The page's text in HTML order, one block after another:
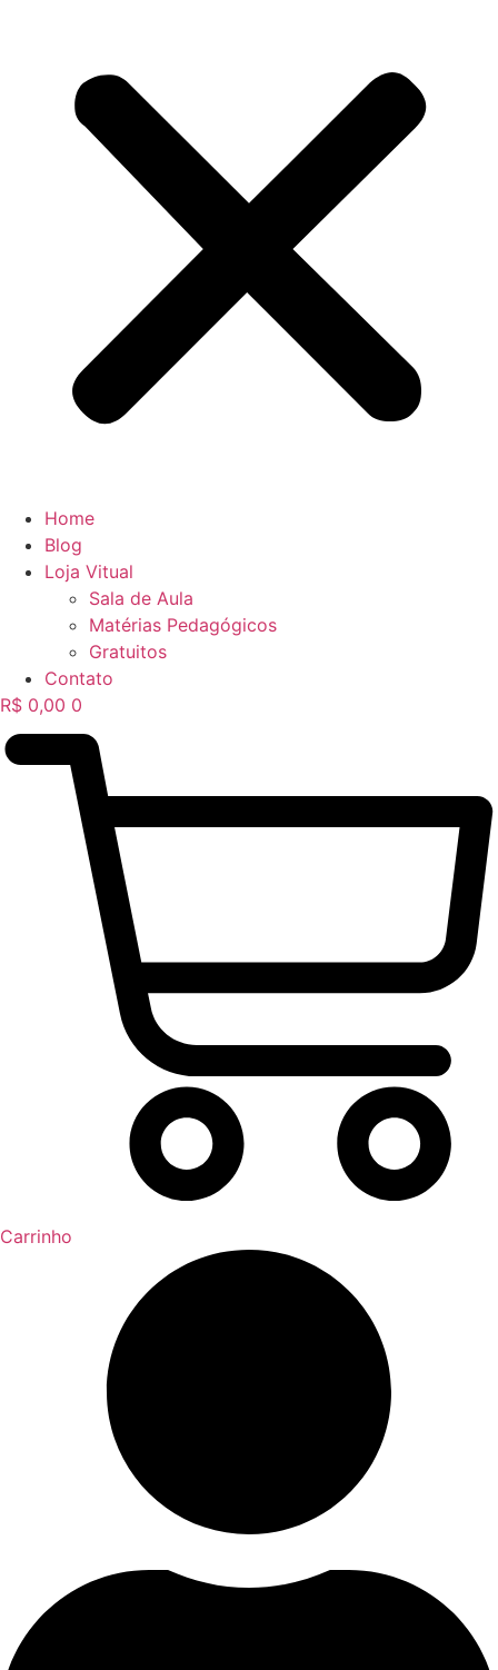
Home
Blog
Loja Vitual
Sala de Aula
Matérias Pedagógicos
Gratuitos
Contato
R$ 0,00 0
Carrinho